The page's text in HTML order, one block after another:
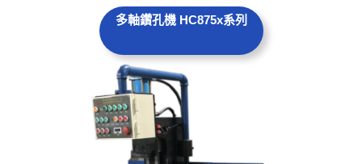
多軸鑽孔機 HC875x系列